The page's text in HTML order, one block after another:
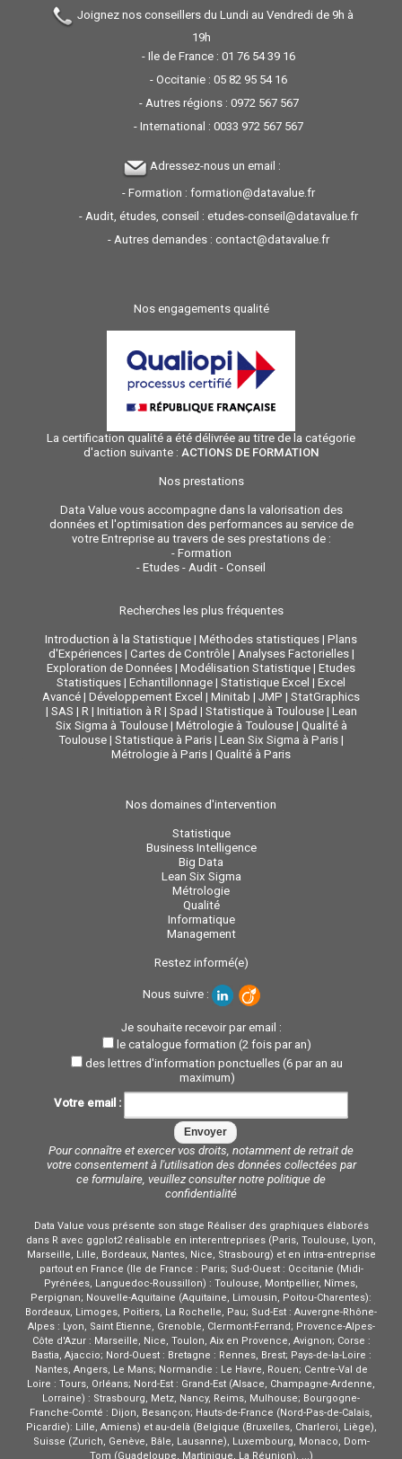
Joignez nos conseillers du Lundi au Vendredi de 9h à
19h
- Ile de France : 01 76 54 39 16
- Occitanie : 05 82 95 54 16
- Autres régions : 0972 567 567
- International : 0033 972 567 567
Adressez-nous un email :
- Formation : formation@datavalue.fr
- Audit, études, conseil : etudes-conseil@datavalue.fr
- Autres demandes : contact@datavalue.fr
Nos engagements qualité
La certification qualité a été délivrée au titre de la catégorie
d'action suivante : ACTIONS DE FORMATION
Nos prestations
Data Value vous accompagne dans la valorisation des
données et l'optimisation des performances au service de
votre Entreprise au travers de ses prestations de :
- Formation
- Etudes - Audit - Conseil
Recherches les plus fréquentes
Introduction à la Statistique | Méthodes statistiques | Plans
d'Expériences| Cartes de Contrôle| Analyses Factorielles|
Exploration de Données | Modélisation Statistique | Etudes
Statistiques | Echantillonnage | Statistique Excel | Excel
Avancé | Développement Excel | Minitab | JMP | StatGraphics
| SAS | R| Initiation à R| Spad | Statistique à Toulouse| Lean
Six Sigma à Toulouse| Métrologie à Toulouse| Qualité à
Toulouse | Statistique à Paris | Lean Six Sigma à Paris |
Métrologie à Paris | Qualité à Paris
Nos domaines d'intervention
Statistique
Business Intelligence
Big Data
Lean Six Sigma
Métrologie
Qualité
Informatique
Management
Restez informé(e)
Nous suivre :
Je souhaite recevoir par email :
le catalogue formation (2 fois par an)
des lettres d'information ponctuelles (6 par an au
maximum)
Votre email :
Pour connaître et exercer vos droits, notamment de retrait de
votre consentement à l'utilisation des données collectées par
ce formulaire, veuillez consulter notre politique de
confidentialité
Data Value vous présente son stage Réaliser des graphiques élaborés
dans R avec ggplot2 réalisable en interentreprises (Paris, Toulouse, Lyon,
Marseille, Lille, Bordeaux, Nantes, Nice, Strasbourg) et en intra-entreprise
partout en France (Ile de France : Paris; Sud-Ouest : Occitanie (Midi-
Pyrénées, Languedoc-Roussillon) : Toulouse, Montpellier, Nîmes,
Perpignan; Nouvelle-Aquitaine (Aquitaine, Limousin, Poitou-Charentes):
Bordeaux, Limoges, Poitiers, La Rochelle, Pau; Sud-Est : Auvergne-Rhône-
Alpes : Lyon, Saint Etienne, Grenoble, Clermont-Ferrand; Provence-Alpes-
Côte d'Azur : Marseille, Nice, Toulon, Aix en Provence, Avignon; Corse :
Bastia, Ajaccio; Nord-Ouest : Bretagne : Rennes, Brest; Pays-de-la-Loire :
Nantes, Angers, Le Mans; Normandie : Le Havre, Rouen; Centre-Val de
Loire : Tours, Orléans; Nord-Est : Grand-Est (Alsace, Champagne-Ardenne,
Lorraine) : Strasbourg, Metz, Nancy, Reims, Mulhouse; Bourgogne-
Franche-Comté : Dijon, Besançon; Hauts-de-France (Nord-Pas-de-Calais,
Picardie): Lille, Amiens) et au-delà (Belgique (Bruxelles, Charleroi, Liège),
Suisse (Zurich, Genève, Bâle, Lausanne), Luxembourg, Monaco, Dom-
Tom (Guadeloupe, Martinique, La Réunion), ...)